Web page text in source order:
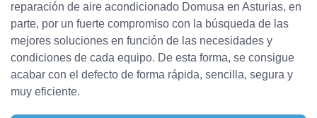
reparación de aire acondicionado Domusa en Asturias, en
parte, por un fuerte compromiso con la búsqueda de las
mejores soluciones en función de las necesidades y
condiciones de cada equipo. De esta forma, se consigue
acabar con el defecto de forma rápida, sencilla, segura y
muy eficiente.